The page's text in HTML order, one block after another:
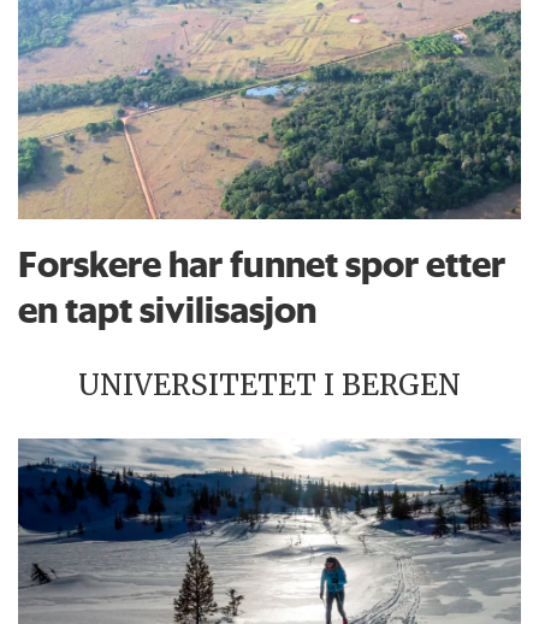
Forskere har funnet spor etter
en tapt sivilisasjon
UNIVERSITETET I BERGEN